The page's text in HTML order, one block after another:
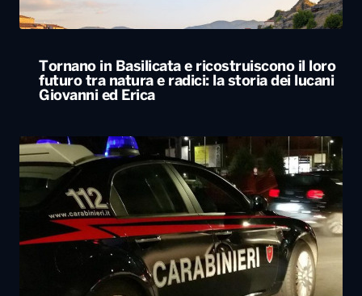
Tornano in Basilicata e ricostruiscono il loro
futuro tra natura e radici: la storia dei lucani
Giovanni ed Erica